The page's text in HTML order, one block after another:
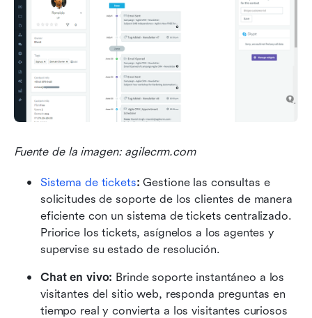
Fuente de la imagen: agilecrm.com
Sistema de tickets: Gestione las consultas e
solicitudes de soporte de los clientes de manera
eficiente con un sistema de tickets centralizado.
Priorice los tickets, asígnelos a los agentes y
supervise su estado de resolución.
Chat en vivo: Brinde soporte instantáneo a los
visitantes del sitio web, responda preguntas en
tiempo real y convierta a los visitantes curiosos